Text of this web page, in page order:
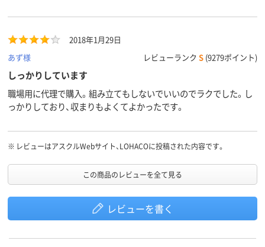
2018年1月29日
あず様
レビューランク S (9279ポイント)
しっかりしています
職場用に代理で購入。組み立てもしないでいいのでラクでした。し
っかりしており、収まりもよくてよかったです。
※ レビューはアスクルWebサイト、LOHACOに投稿された内容です。
この商品のレビューを全て見る
レビューを書く